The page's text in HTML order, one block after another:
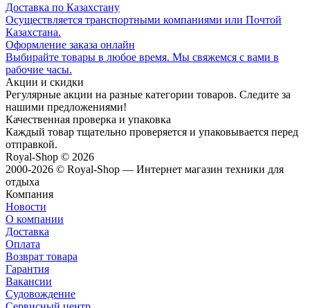
Доставка по Казахстану
Осуществляется транспортными компаниями или Почтой
Казахстана.
Оформление заказа онлайн
Выбирайте товары в любое время. Мы свяжемся с вами в
рабочие часы.
Акции и скидки
Регулярные акции на разные категории товаров. Следите за
нашими предложениями!
Качественная проверка и упаковка
Каждый товар тщательно проверяется и упаковывается перед
отправкой.
Royal-Shop © 2026
2000-2026 © Royal-Shop — Интернет магазин техники для
отдыха
Компания
Новости
О компании
Доставка
Оплата
Возврат товара
Гарантия
Вакансии
Судовождение